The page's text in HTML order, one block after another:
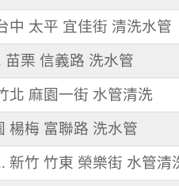
中 太平 宜佳街 清洗水管
苗栗 信義路 洗水管
北 麻園一街 水管清洗
楊梅 富聯路 洗水管
新竹 竹東 榮樂街 水管清